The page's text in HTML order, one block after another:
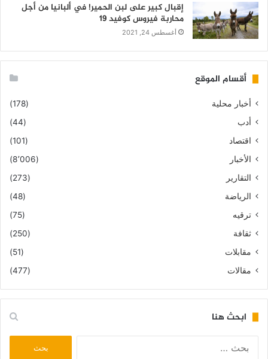
إقبال كبير على لبن الحمير! في ألبانيا من أجل
محاربة فيروس كوفيد 19
أغسطس 24, 2021
أقسام الموقع
أخبار محلية
(178)
أدب
(44)
اقتصاد
(101)
الأخبار
(8٬006)
التقارير
(273)
الرياضة
(48)
ترقيه
(75)
ثقافة
(250)
مقابلات
(51)
مقالات
(477)
ابحث هنا